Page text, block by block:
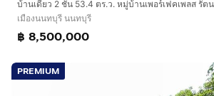
เมืองนนทบุรี นนทบุรี
฿ 8,500,000
PREMIUM